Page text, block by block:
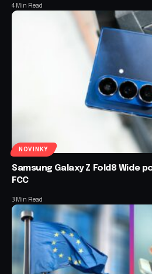
4 Min Read
NOVINKY
Samsung Galaxy Z Fold8 Wide
FCC
3 Min Read